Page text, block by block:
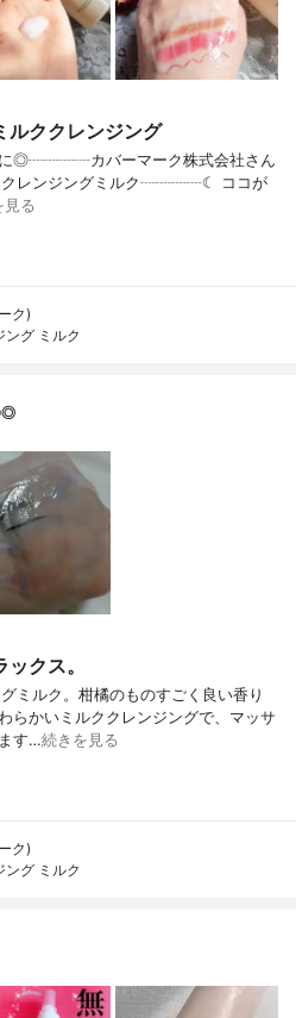
ルククレンジング
に◎┈┈┈┈カバーマーク株式会社さん
クレンジングミルク┈┈┈┈☾ ココが
見る
ク)
ング ミルク
クス。
ミルク。柑橘のものすごく良い香り
らかいミルククレンジングで、マッサ
す…続きを見る
ク)
ング ミルク